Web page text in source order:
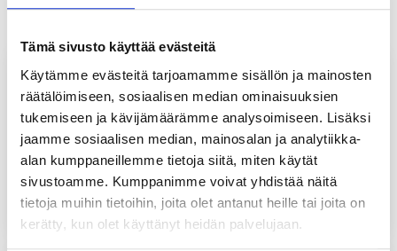
Tämä sivusto käyttää evästeitä
Käytämme evästeitä tarjoamamme sisällön ja mainosten
räätälöimiseen, sosiaalisen median ominaisuuksien
tukemiseen ja kävijämäärämme analysoimiseen. Lisäksi
jaamme sosiaalisen median, mainosalan ja analytiikka-
alan kumppaneillemme tietoja siitä, miten käytät
sivustoamme. Kumppanimme voivat yhdistää näitä
tietoja muihin tietoihin, joita olet antanut heille tai joita on
kerätty, kun olet käyttänyt heidän palvelujaan.
ILVESLUOTO PETRI
Sivistysjohtaja, kansalaisopiston
rehtori
petri.ilvesluoto@ranua.fi
040 809 3500